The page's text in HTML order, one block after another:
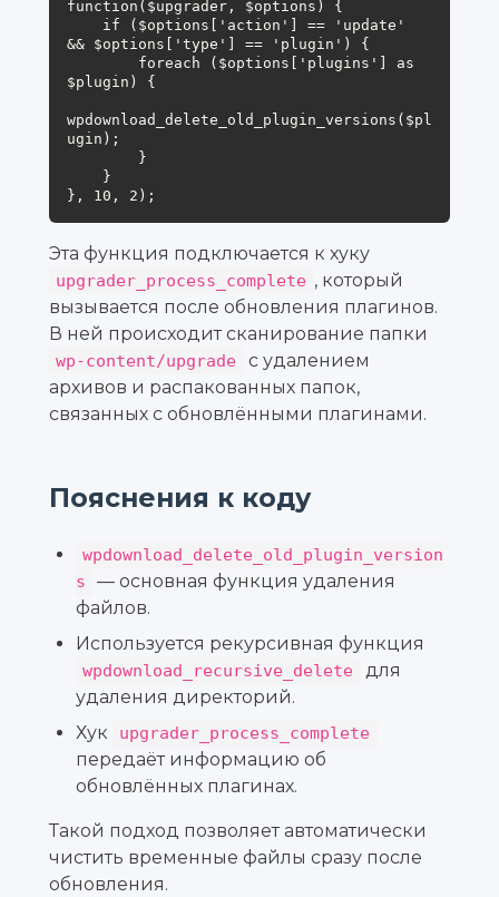
function($upgrader, $options) {
&& $options['type'] == 'plugin') {
$plugin) {
wpdownload_delete_old_plugin_versions($pl
ugin);
}, 10, 2);
Эта функция подключается к хуку
upgrader_process_complete , который
вызывается после обновления плагинов.
В ней происходит сканирование папки
wp-content/upgrade
с удалением
архивов и распакованных папок,
связанных с обновлёнными плагинами.
Пояснения к коду
wpdownload_delete_old_plugin_version
s
— основная функция удаления
файлов.
Используется рекурсивная функция
wpdownload_recursive_delete
для
удаления директорий.
Хук
upgrader_process_complete
передаёт информацию об
обновлённых плагинах.
Такой подход позволяет автоматически
чистить временные файлы сразу после
обновления.